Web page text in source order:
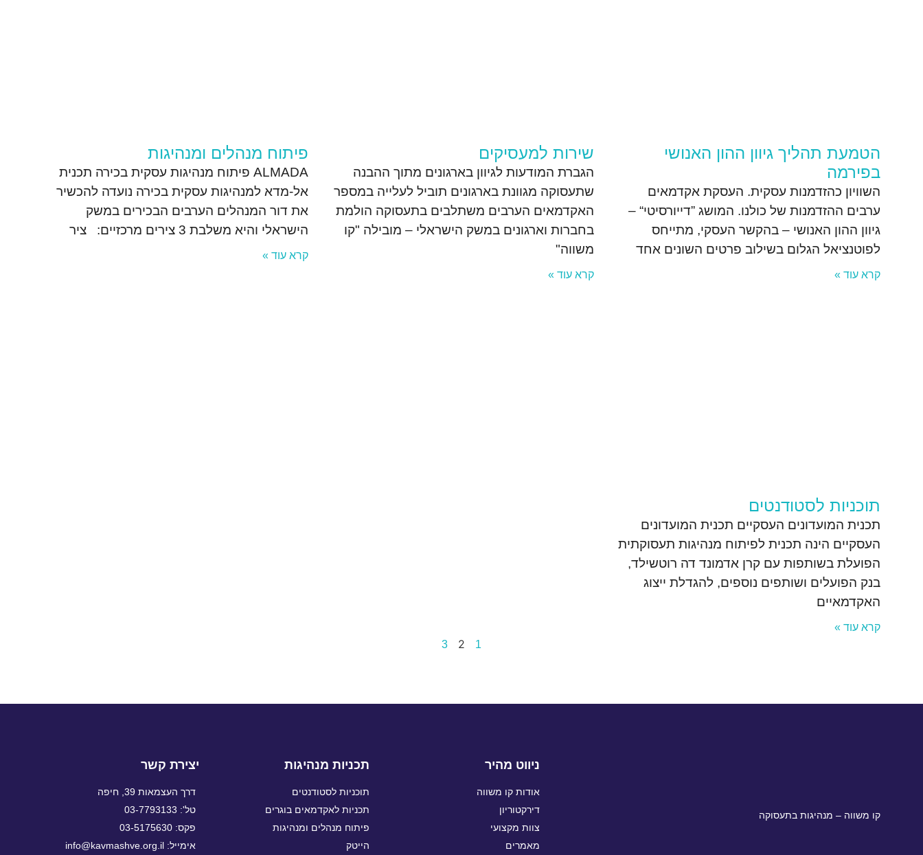
הטמעת תהליך גיוון ההון האנושי
בפירמה
השוויון כהזדמנות עסקית. העסקת אקדמאים
ערבים ההזדמנות של כולנו. המושג ”דייורסיטי“ –
גיוון ההון האנושי – בהקשר העסקי, מתייחס
לפוטנציאל הגלום בשילוב פרטים השונים אחד
קרא עוד »
שירות למעסיקים
הגברת המודעות לגיוון בארגונים מתוך ההבנה
שתעסוקה מגוונת בארגונים תוביל לעלייה במספר
האקדמאים הערבים משתלבים בתעסוקה הולמת
בחברות וארגונים במשק הישראלי – מובילה "קו
משווה"
קרא עוד »
פיתוח מנהלים ומנהיגות
ALMADA פיתוח מנהיגות עסקית בכירה תכנית
אל-מדא למנהיגות עסקית בכירה נועדה להכשיר
את דור המנהלים הערבים הבכירים במשק
הישראלי והיא משלבת 3 צירים מרכזיים: ציר
קרא עוד »
תוכניות לסטודנטים
תכנית המועדונים העסקיים תכנית המועדונים
העסקיים הינה תכנית לפיתוח מנהיגות תעסוקתית
הפועלת בשותפות עם קרן אדמונד דה רוטשילד,
בנק הפועלים ושותפים נוספים, להגדלת ייצוג
האקדמאיים
קרא עוד »
1
2
3
קו משווה – מנהיגות בתעסוקה
ניווט מהיר
אודות קו משווה
דירקטוריון
צוות מקצועי
מאמרים
תכניות מנהיגות
תוכניות לסטודנטים
תכניות לאקדמאים בוגרים
פיתוח מנהלים ומנהיגות
הייטק
יצירת קשר
דרך העצמאות 39, חיפה
טל': 03-7793133
פקס: 03-5175630
אימייל: info@kavmashve.org.il